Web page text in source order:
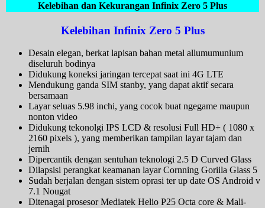
Kelebihan dan Kekurangan Infinix Zero 5 Plus
Kelebihan Infinix Zero 5 Plus
Desain elegan, berkat lapisan bahan metal allumumunium
diseluruh bodinya
Didukung koneksi jaringan tercepat saat ini 4G LTE
Mendukung ganda SIM stanby, yang dapat aktif secara
bersamaan
Layar seluas 5.98 inchi, yang cocok buat ngegame maupun
nonton video
Didukung tekonolgi IPS LCD & resolusi Full HD+ ( 1080 x
2160 pixels ), yang memberikan tampilan layar tajam dan
jernih
Dipercantik dengan sentuhan teknologi 2.5 D Curved Glass
Dilapsisi perangkat keamanan layar Cornning Goriila Glass 5
Sudah berjalan dengan sistem oprasi ter up date OS Android v
7.1 Nougat
Ditenagai prosesor Mediatek Helio P25 Octa core & Mali-